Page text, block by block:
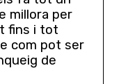
millora per
fins i tot
com pot ser
de